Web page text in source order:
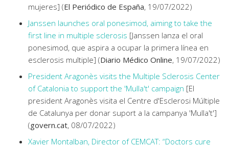
mujeres] (El Periódico de España, 19/07/2022)
Janssen launches oral ponesimod, aiming to take the
first line in multiple sclerosis [Janssen lanza el oral
ponesimod, que aspira a ocupar la primera línea en
esclerosis multiple] (Diario Médico Online, 19/07/2022)
President Aragonès visits the Multiple Sclerosis Center
of Catalonia to support the 'Mulla't' campaign [El
president Aragonès visita el Centre d'Esclerosi Múltiple
de Catalunya per donar suport a la campanya 'Mulla't']
(govern.cat, 08/07/2022)
Xavier Montalban, Director of CEMCAT: “Doctors cure